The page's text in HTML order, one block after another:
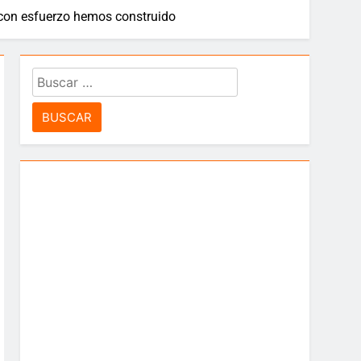
Barrios
esfuerzo hemos construido
Buscar: